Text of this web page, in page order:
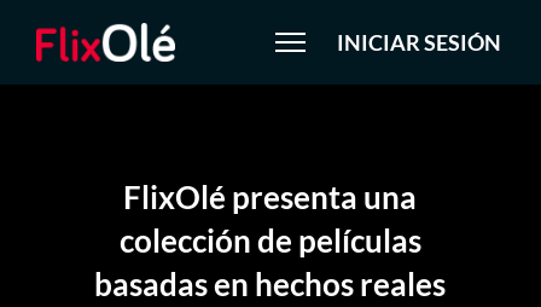
INICIAR SESIÓN
FlixOlé presenta una
colección de películas
basadas en hechos reales